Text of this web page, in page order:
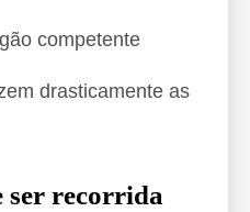
competente
drasticamente as
ser recorrida